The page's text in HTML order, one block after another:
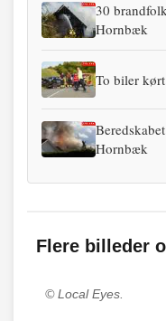
30
Hornbæk
To biler
Hornbæk
Flere billeder
© Local Eyes.